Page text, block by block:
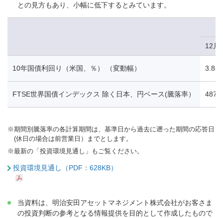
との見方もあり、小幅に低下するとみています。
12月
10年国債利回り（米国、％） （変動幅） 3.88
FTSE世界国債インデックス 除く日本、円ベース(騰落率）
※期間別騰落率の各計算期間は、基準日から過去に遡った期間の応答日
(休日の場合は前営業日）までとします。
※最新の「投資環境見通し」もご覧ください。
投資環境見通し（PDF：628KB）
当資料は、明治安田アセットマネジメント株式会社がお客さま
の投資判断の参考となる情報提供を目的として作成したもので